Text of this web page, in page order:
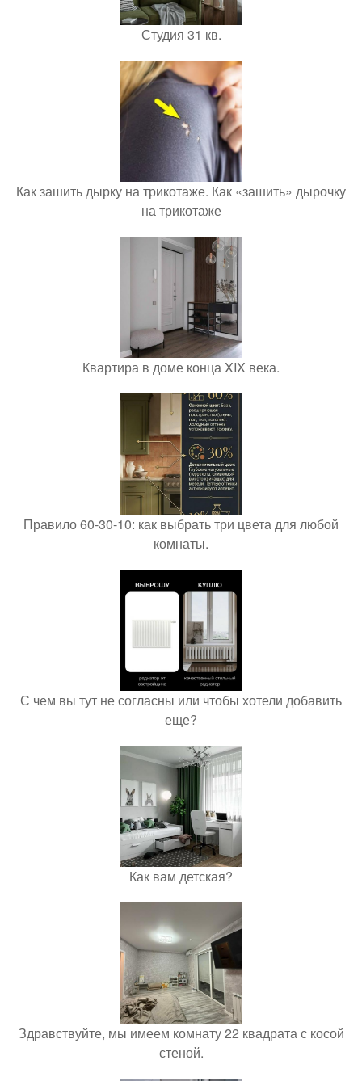
Студия 31 кв.
Как зашить дырку на трикотаже. Как «зашить» дырочку
на трикотаже
Квартира в доме конца XIX века.
Правило 60-30-10: как выбрать три цвета для любой
комнаты.
С чем вы тут не согласны или чтобы хотели добавить
еще?
Как вам детская?
Здравствуйте, мы имеем комнату 22 квадрата с косой
стеной.